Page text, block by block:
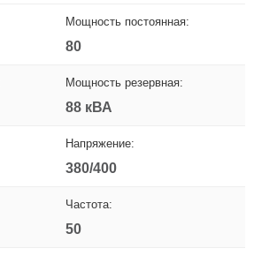
Мощность постоянная:
80
Мощность резервная:
88 кВА
Напряжение:
380/400
Частота:
50